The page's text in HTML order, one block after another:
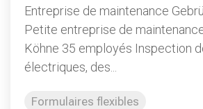
Entreprise de maintenance
Petite entreprise de
Köhne 35 employés Inspection
électriques, des...
Formulaires flexibles